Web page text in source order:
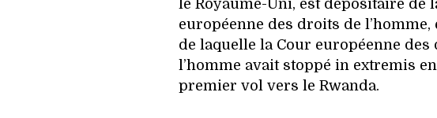
le Royaume-Uni, est dépositaire de
européenne des droits de
de laquelle la Cour européenne des
l’homme avait stoppé in extremis
premier vol vers le Rwanda.